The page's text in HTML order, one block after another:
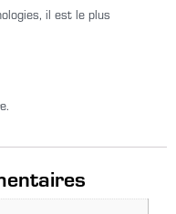
il est le plus